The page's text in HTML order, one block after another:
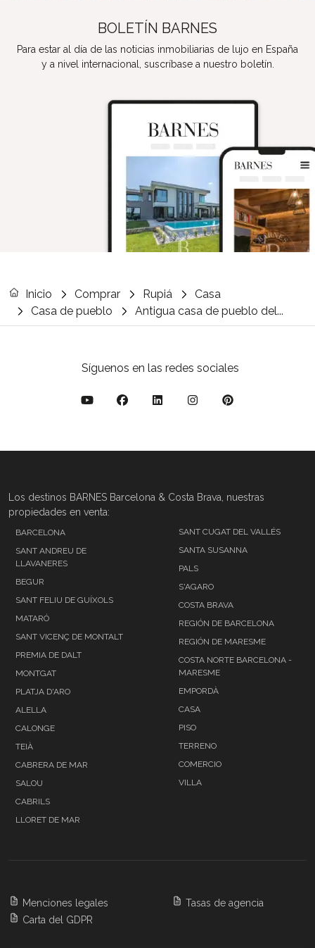
BOLETÍN BARNES
Para estar al día de las noticias inmobiliarias de lujo en España
y a nivel internacional, suscríbase a nuestro boletín.
Inicio Comprar Rupiá
Casa
Casa de pueblo
Antigua casa de pueblo del...
Síguenos en las redes sociales
Los destinos BARNES Barcelona & Costa Brava, nuestras
propiedades en venta:
BARCELONA
SANT ANDREU DE
LLAVANERES
BEGUR
SANT FELIU DE GUÍXOLS
MATARÓ
SANT VICENÇ DE MONTALT
PREMIA DE DALT
MONTGAT
PLATJA D'ARO
ALELLA
CALONGE
TEIÀ
CABRERA DE MAR
SALOU
CABRILS
LLORET DE MAR
SANT CUGAT DEL VALLÉS
SANTA SUSANNA
PALS
S'AGARO
COSTA BRAVA
REGIÓN DE BARCELONA
REGIÓN DE MARESME
COSTA NORTE BARCELONA -
MARESME
EMPORDÀ
CASA
PISO
TERRENO
COMERCIO
VILLA
Menciones legales
Carta del GDPR
Tasas de agencia